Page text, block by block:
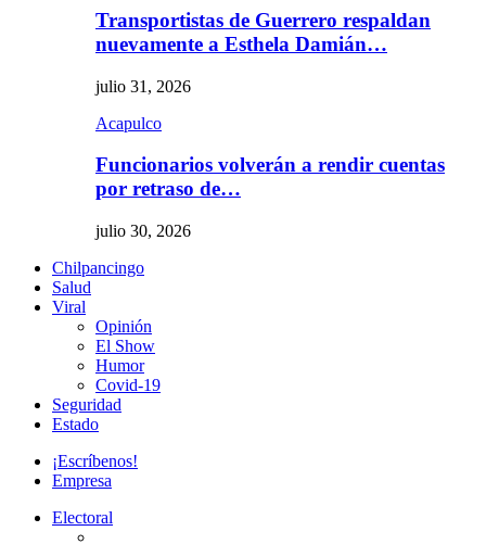
Transportistas de Guerrero respaldan
nuevamente a Esthela Damián…
julio 31, 2026
Acapulco
Funcionarios volverán a rendir cuentas
por retraso de…
julio 30, 2026
Chilpancingo
Salud
Viral
Opinión
El Show
Humor
Covid-19
Seguridad
Estado
¡Escríbenos!
Empresa
Electoral